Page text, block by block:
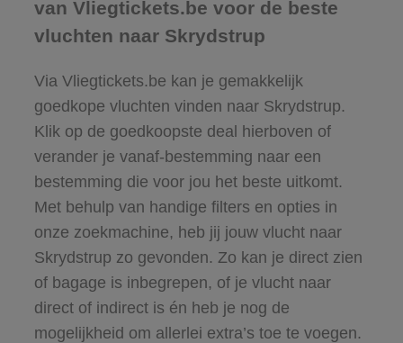
van Vliegtickets.be voor de beste
vluchten naar Skrydstrup
Via Vliegtickets.be kan je gemakkelijk
goedkope vluchten vinden naar Skrydstrup.
Klik op de goedkoopste deal hierboven of
verander je vanaf-bestemming naar een
bestemming die voor jou het beste uitkomt.
Met behulp van handige filters en opties in
onze zoekmachine, heb jij jouw vlucht naar
Skrydstrup zo gevonden. Zo kan je direct zien
of bagage is inbegrepen, of je vlucht naar
direct of indirect is én heb je nog de
mogelijkheid om allerlei extra’s toe te voegen.